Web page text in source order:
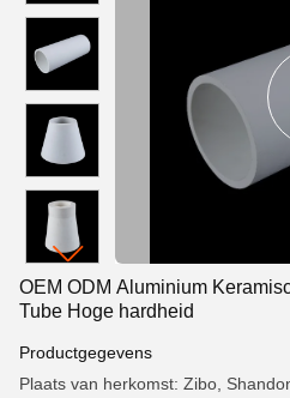
OEM ODM Aluminium
Tube Hoge hardheid
Productgegevens
Plaats van herkomst: Zibo,